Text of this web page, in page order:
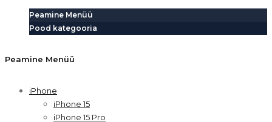
Peamine Menüü
Pood kategooria
Peamine Menüü
iPhone
iPhone 15
iPhone 15 Pro